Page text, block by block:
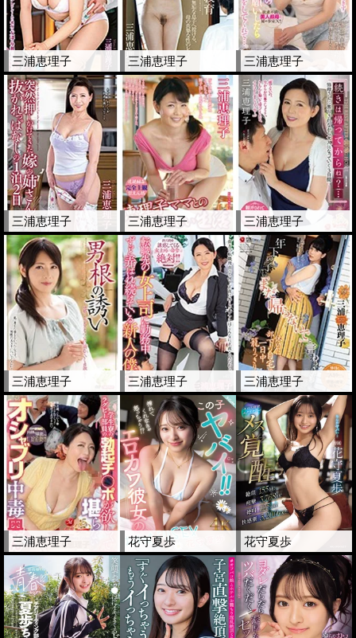
三浦恵理子 三浦恵理子 三浦恵理子
三浦恵理子 三浦恵理子 三浦恵理子
三浦恵理子 三浦恵理子 三浦恵理子
三浦恵理子 花守夏歩 花守夏歩